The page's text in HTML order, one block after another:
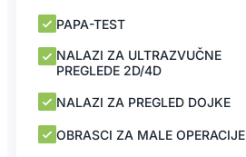
PAPA-TEST
NALAZI ZA ULTRAZVUČNE
PREGLEDE 2D/4D
NALAZI ZA PREGLED DOJKE
OBRASCI ZA MALE OPERACIJE